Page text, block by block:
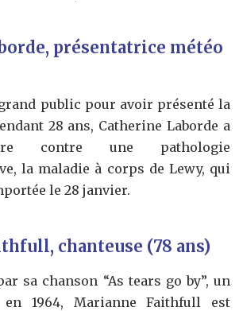
présentatrice météo
public pour avoir présenté la
28 ans, Catherine Laborde a
contre une pathologie
la maladie à corps de Lewy, qui
le 28 janvier.
chanteuse (78 ans)
sa chanson “As tears go by”, un
en 1964, Marianne Faithfull est